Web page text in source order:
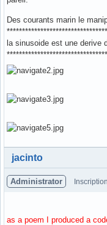
Des courants marin le
la sinusoide est une derive
Hors ligne
jacinto
Administrator
as a poem I produced a